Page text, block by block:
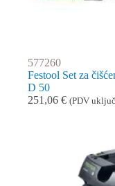
577260
Festool Set za
D 50
251,06 € (PDV